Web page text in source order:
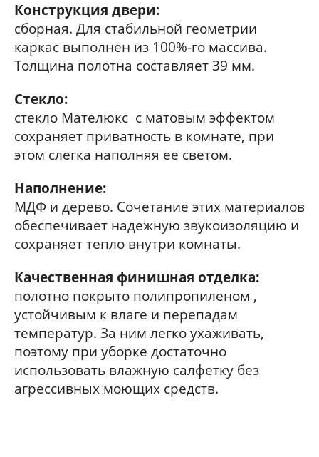
Конструкция двери:
сборная. Для стабильной геометрии
каркас выполнен из 100%-го массива.
Толщина полотна составляет 39 мм.
Стекло:
стекло Мателюкс с матовым эффектом
сохраняет приватность в комнате, при
этом слегка наполняя ее светом.
Наполнение:
МДФ и дерево. Сочетание этих материалов
обеспечивает надежную звукоизоляцию и
сохраняет тепло внутри комнаты.
Качественная финишная отделка:
полотно покрыто полипропиленом ,
устойчивым к влаге и перепадам
температур. За ним легко ухаживать,
поэтому при уборке достаточно
использовать влажную салфетку без
агрессивных моющих средств.